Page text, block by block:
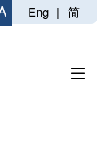
Eng | 简